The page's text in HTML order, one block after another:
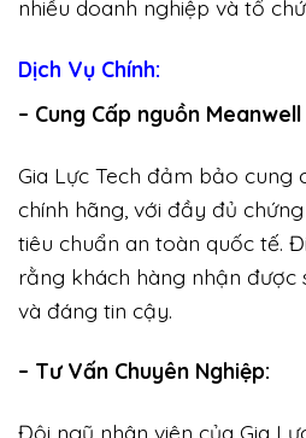
nhiều doanh nghiệp và tổ
Dịch Vụ Chính:
– Cung Cấp nguồn Meanwell
Gia Lực Tech đảm bảo cung
chính hãng, với đầy đủ
tiêu chuẩn an toàn quốc tế.
rằng khách hàng nhận
và đáng tin cậy.
– Tư Vấn Chuyên Nghiệp:
Đội ngũ nhân viên của Gia